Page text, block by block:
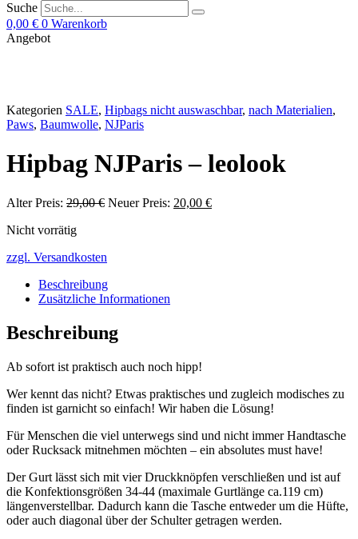
Suche
0,00 € 0 Warenkorb
Angebot
Kategorien SALE, Hipbags nicht auswaschbar, nach Materialien,
Paws, Baumwolle, NJParis
Hipbag NJParis – leolook
Alter Preis: 29,00€ Ursprünglicher
Neuer Preis: 20,00 €
Nicht vorrätig
zzgl. Versandkosten
Beschreibung
Zusätzliche Informationen
Beschreibung
Ab sofort ist praktisch auch noch hipp!
Wer kennt das nicht? Etwas praktisches und zugleich modisches zu
finden ist garnicht so einfach! Wir haben die Lösung!
Für Menschen die viel unterwegs sind und nicht immer Handtasche
oder Rucksack mitnehmen möchten – ein absolutes must have!
Der Gurt lässt sich mit vier Druckknöpfen verschließen und ist auf
die Konfektionsgrößen 34-44 (maximale Gurtlänge ca.119 cm)
längenverstellbar. Dadurch kann die Tasche entweder um die Hüfte,
oder auch diagonal über der Schulter getragen werden.